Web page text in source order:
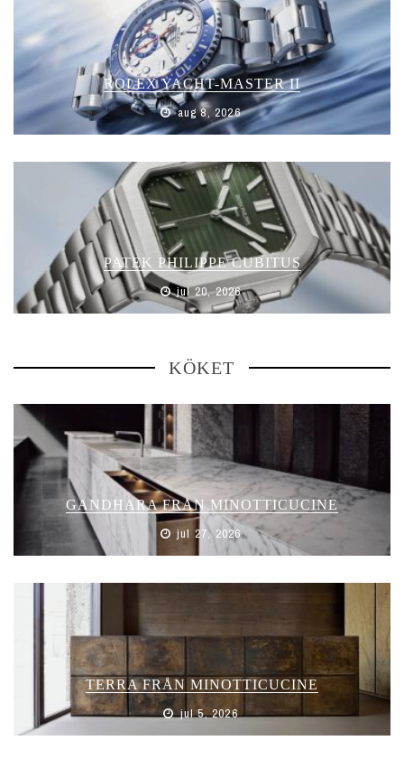
ROLEX YACHT-MASTER II
aug 8, 2026
PATEK PHILIPPE CUBITUS
jul 20, 2026
KÖKET
GANDHARA FRÅN MINOTTICUCINE
jul 27, 2026
TERRA FRÅN MINOTTICUCINE
jul 5, 2026